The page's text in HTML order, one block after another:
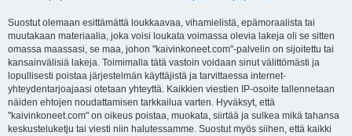
Suostut olemaan esittämättä loukkaavaa, vihamielistä, epämoraalista tai
muutakaan materiaalia, joka voisi loukata voimassa olevia lakeja oli se sitten
omassa maassasi, se maa, johon "kaivinkoneet.com"-palvelin on sijoitettu tai
kansainvälisiä lakeja. Toimimalla tätä vastoin voidaan sinut välittömästi ja
lopullisesti poistaa järjestelmän käyttäjistä ja tarvittaessa internet-
yhteydentarjoajaasi otetaan yhteyttä. Kaikkien viestien IP-osoite tallennetaan
näiden ehtojen noudattamisen tarkkailua varten. Hyväksyt, että
"kaivinkoneet.com" on oikeus poistaa, muokata, siirtää ja sulkea mikä tahansa
keskusteluketju tai viesti niin halutessamme. Suostut myös siihen, että kaikki